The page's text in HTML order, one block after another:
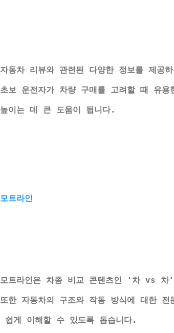
자동차 리뷰와 관련된 다양한 정보를 제공
초보 운전자가 차량 구매를 고려할 때 유
높이는 데 큰 도움이 됩니다.
모트라인
모트라인은 차종 비교 콘텐츠인 '차 vs
또한 자동차의 구조와 작동 방식에 대한 전
쉽게 이해할 수 있도록 돕습니다.